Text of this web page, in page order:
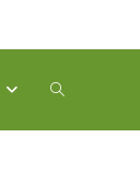
TOGGLE